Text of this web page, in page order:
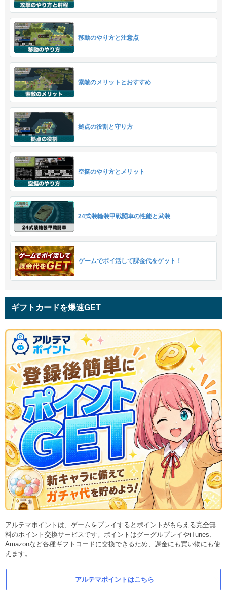
移動のやり方と注意点
索敵のメリットとおすすめ
拠点の役割と守り方
空挺のやり方とメリット
24式装輪装甲戦闘車の性能と武装
ゲームでポイ活して課金代をゲット！
ギフトカードを爆速GET
アルテマポイントは、ゲームをプレイするとポイントがもらえる完全無
料のポイント交換サービスです。ポイントはグーグルプレイやiTunes、
Amazonなど各種ギフトコードに交換できるため、課金にも買い物にも使
えます。
アルテマポイントはこちら